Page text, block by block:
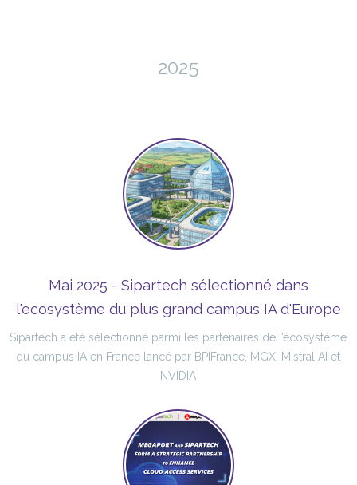
2025
Mai 2025 - Sipartech sélectionné dans
l'ecosystème du plus grand campus IA d'Europe
Sipartech a été sélectionné parmi les partenaires de l’écosystème
du campus IA en France lancé par BPIFrance, MGX, Mistral AI et
NVIDIA